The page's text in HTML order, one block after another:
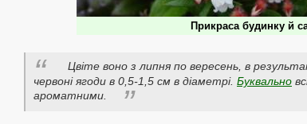
Прикраса будинку й
Цвіте воно з липня по вересень, в
червоні ягоди в 0,5-1,5 см в діаметрі. Буквально
ароматними.